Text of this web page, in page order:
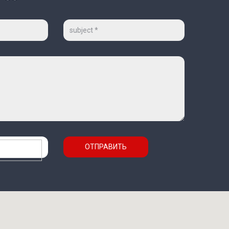
Тема
ОТПРАВИТЬ